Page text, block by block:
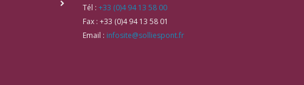
Tél : +33 (0)4 94 13 58 00
Fax : +33 (0)4 94 13 58 01
Email : infosite@solliespont.fr